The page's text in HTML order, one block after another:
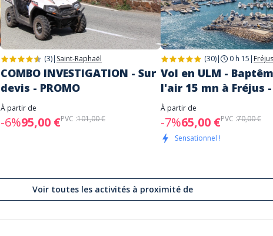
(3)| Saint-Raphaël
COMBO INVESTIGATION - Sur
devis - PROMO
À partir de
-6%95,00 €PVC :101,00 €
(30)| 0 h 15 | Fréjus
Vol en ULM -
l'air 15 mn à Fréjus -
À partir de
-7%65,00 €PVC :70,00 €
Sensationnel !
Voir toutes les activités à proximité de